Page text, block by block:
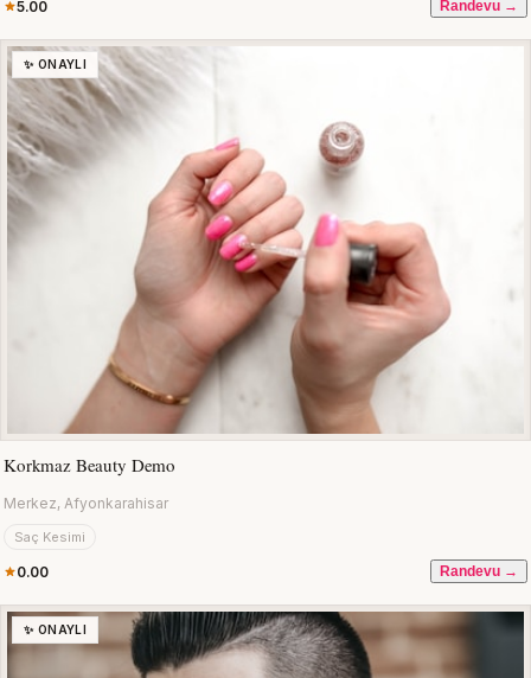
5.00 Randevu →
✨ ONAYLI
Korkmaz Beauty Demo
Merkez, Afyonkarahisar
Saç Kesimi
0.00 Randevu →
✨ ONAYLI